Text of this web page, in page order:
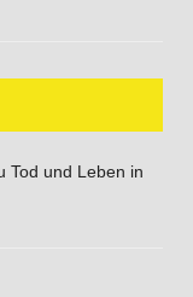
Tod und Leben in